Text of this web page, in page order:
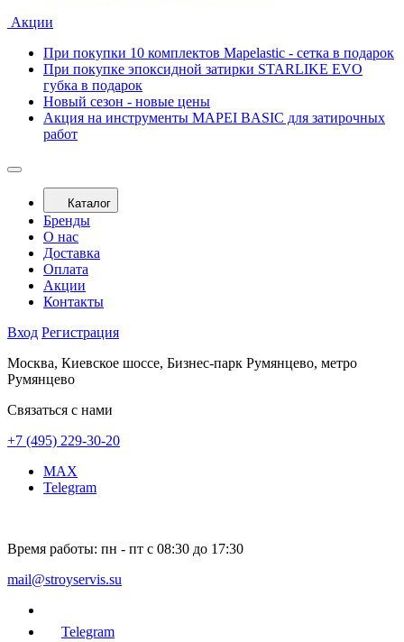
Акции
При покупки 10 комплектов Mapelastic - сетка в подарок
При покупке эпоксидной затирки STARLIKE EVO
губка в подарок
Новый сезон - новые цены
Акция на инструменты MAPEI BASIC для затирочных
работ
Каталог
Бренды
О нас
Доставка
Оплата
Акции
Контакты
Вход Регистрация
Москва, Киевское шоссе, Бизнес-парк Румянцево, метро
Румянцево
Связаться с нами
+7 (495) 229-30-20
MAX
Telegram
Время работы: пн - пт с 08:30 до 17:30
mail@stroyservis.su
Telegram